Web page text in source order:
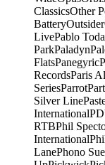
ClassicsOther
BatteryOutsider
LivePablo
ParkPaladyn
FlatsPanegyric
RecordsParis
SeriesParrot
Silver Line
International
RTBPhil
International
LanePhono